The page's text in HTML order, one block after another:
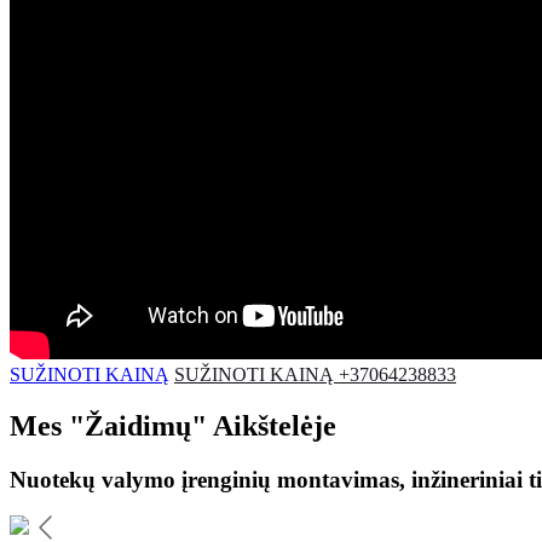
SUŽINOTI KAINĄ SUŽINOTI KAINĄ +37064238833
Mes "Žaidimų" Aikštelėje
Nuotekų valymo įrenginių montavimas, inžineriniai